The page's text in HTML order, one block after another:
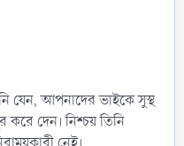
যেন, আপনাদের ভাইকে সুস্থ
দেন। নিশ্চয় তিনি